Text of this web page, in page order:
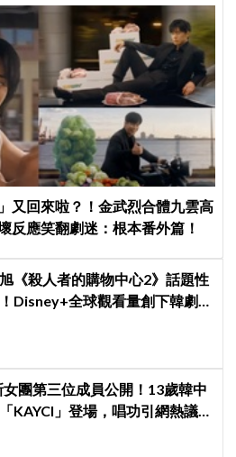
又回來啦？！金武烈合體九雲高
反應笑翻劇迷：根本番外篇！
《殺人者的購物中心2》話題性
Disney+全球觀看量創下韓劇新
女團第三位成員公開！13歲韓中
KAYCI」登場，唱功引網熱議：